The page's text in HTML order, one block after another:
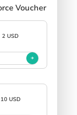
Voucher
2 USD
10 USD